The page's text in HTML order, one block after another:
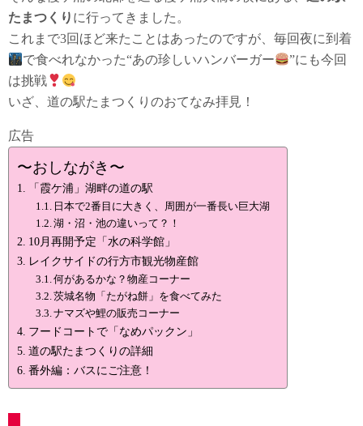
たまつくり に行ってきました。
これまで3回ほど来たことはあったのですが、毎回夜に到着
で食べれなかった“あの珍しいハンバーガー
”にも今回
は挑戦
いざ、道の駅たまつくりのおてなみ拝見！
広告
〜おしながき〜
「霞ケ浦」湖畔の道の駅
日本で2番目に大きく、周囲が一番長い巨大湖
湖・沼・池の違いって？！
10月再開予定「水の科学館」
レイクサイドの行方市観光物産館
何があるかな？物産コーナー
茨城名物「たがね餅」を食べてみた
ナマズや鯉の販売コーナー
フードコートで「なめパックン」
道の駅たまつくりの詳細
番外編：バスにご注意！